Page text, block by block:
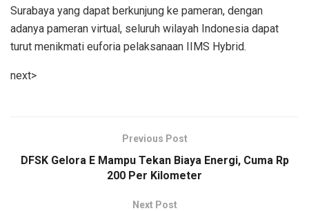
Surabaya yang dapat berkunjung ke pameran, dengan
adanya pameran virtual, seluruh wilayah Indonesia dapat
turut menikmati euforia pelaksanaan IIMS Hybrid.
next>
Previous Post
DFSK Gelora E Mampu Tekan Biaya Energi, Cuma Rp
200 Per Kilometer
Next Post